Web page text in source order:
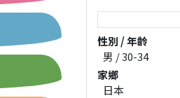
性別 / 年齡
男 / 30-34
家鄉
日本